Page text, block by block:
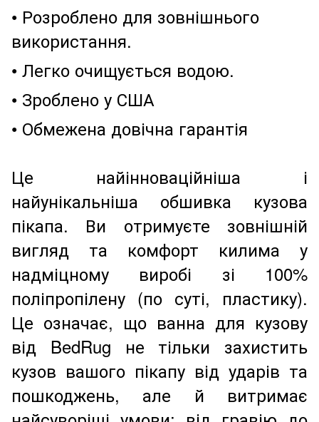
• Розроблено для зовнішнього
використання.
• Легко очищується водою.
• Зроблено у США
• Обмежена довічна гарантія
Це найінноваційніша і
найунікальніша обшивка кузова
пікапа. Ви отримуєте зовнішній
вигляд та комфорт килима у
надміцному виробі зі 100%
поліпропілену (по суті, пластику).
Це означає, що ванна для кузову
від BedRug не тільки захистить
кузов вашого пікапу від ударів та
пошкоджень, але й витримає